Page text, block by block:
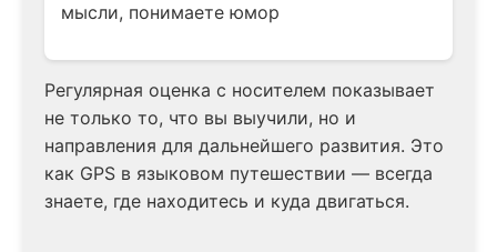
мысли, понимаете юмор
Регулярная оценка с носителем показывает
не только то, что вы выучили, но и
направления для дальнейшего развития. Это
как GPS в языковом путешествии — всегда
знаете, где находитесь и куда двигаться.